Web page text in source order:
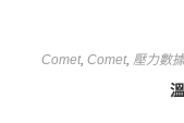
Comet, Comet, 壓力數